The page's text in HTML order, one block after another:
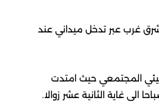
شرق غرب عبر تدخل ميداني عند
المجتمعي حيث امتدت
الى غاية الثانية عشر زوالا.